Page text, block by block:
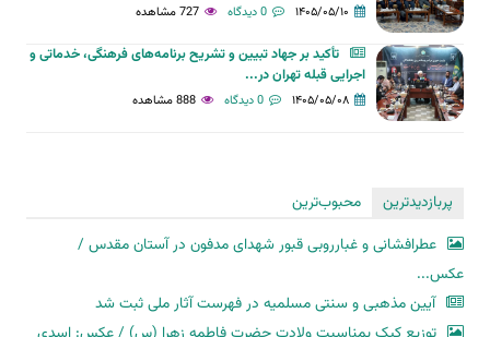
۱۴۰۵/۰۵/۱۰ 0 دیدگاه 727 مشاهده
تأکید بر جهاد تبیین و تشریح برنامه‌های فرهنگی، خدماتی و
اجرایی قبله تهران در...
۱۴۰۵/۰۵/۰۸ 0 دیدگاه 888 مشاهده
پربازدیدترین
محبوب‌ترین
عطرافشانی و غبارروبی قبور شهدای مدفون در آستان مقدس /
عکس...
آیین مذهبی و سنتی مسلمیه در فهرست آثار ملی ثبت شد